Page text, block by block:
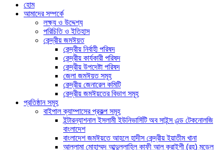
হোম
আমাদের সম্পর্কে
লক্ষ্য ও উদ্দেশ্য
পরিচিতি ও ইতিহাস
কেন্দ্রীয় জমঈয়ত
কেন্দ্রীয় নির্বাহী পরিষদ
কেন্দ্রীয় কার্যকারী পরিষদ
কেন্দ্রীয় উপদেষ্টা পরিষদ
জেলা জমঈয়ত সমূহ
কেন্দ্রীয় জেনারেল কমিটি
কেন্দ্রীয় জমঈয়তের বিভাগ সমূহ
প্রতিষ্ঠান সমূহ
বাইপাল ক্যাম্পাসের প্রকল্প সমূহ
ইন্টারন্যাশনাল ইসলামী ইউনিভার্সিটি অব সাইন্স এন্ড টেকনোলজি
বাংলাদেশ
বাংলাদেশ জমঈয়তে আহলে হাদীস কেন্দ্রীয় ইয়াতীম খানা
আল্লামা মোহাম্মদ আব্দুল্লাহিল কাফী আল কুরাইশী (রহ) মডেল